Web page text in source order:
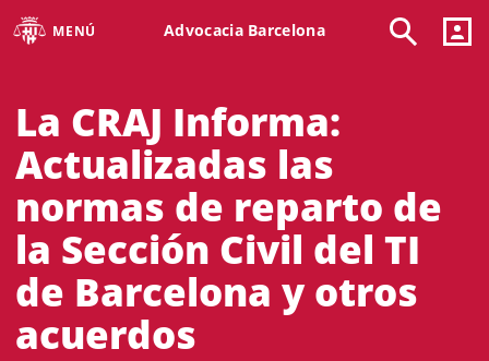
MENÚ Advocacia Barcelona
La CRAJ Informa:
Actualizadas las
normas de reparto de
la Sección Civil del TI
de Barcelona y otros
acuerdos